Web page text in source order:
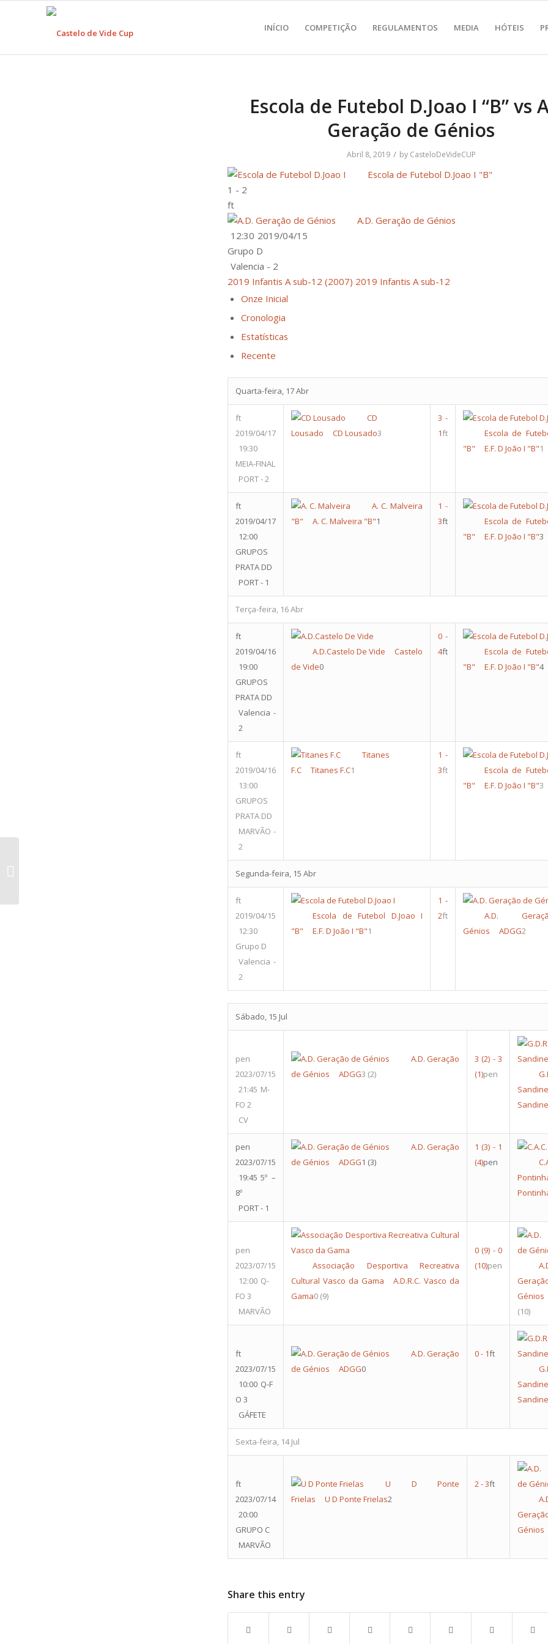
INÍCIO COMPETIÇÃO REGULAMENTOS MEDIA HÓTEIS
Escola de Futebol D.Joao I “B” vs
Geração de Génios
Abril 8, 2019 / by CasteloDeVideCUP
Escola de Futebol D.Joao I "B"
1 - 2
ft
A.D. Geração de Génios
2019/04/15
12:30
Grupo D
Valencia - 2
2019 Infantis A sub-12 (2007) 2019 Infantis A sub-12
Onze Inicial
Cronologia
Estatísticas
Recente
Quarta-feira, 17 Abr
ft
2019/04/17
19:30
MEIA-FINAL
PORT - 2
CD
Lousado
CD Lousado3
3 -
1ft
Escola de
"B"
E.F. D João I "B"1
ft
2019/04/17
12:00
GRUPOS
PRATA DD
PORT - 1
A. C. Malveira
"B"
A. C. Malveira "B"1
1 -
3ft
Escola de
"B"
E.F. D João I "B"3
Terça-feira, 16 Abr
ft
2019/04/16
19:00
GRUPOS
PRATA DD
Valencia -
2
A.D.Castelo De Vide
Castelo
de Vide0
0 -
4ft
Escola de
"B"
E.F. D João I "B"4
ft
2019/04/16
13:00
GRUPOS
PRATA DD
MARVÃO -
2
Titanes
F.C
Titanes F.C1
1 -
3ft
Escola de
"B"
E.F. D João I "B"3
Segunda-feira, 15 Abr
ft
2019/04/15
12:30
Grupo D
Valencia -
2
Escola de Futebol D.Joao I
"B"
E.F. D João I "B"1
1 -
2ft
A.D.
Génios
ADGG2
Sábado, 15 Jul
pen
2023/07/15
21:45 M-
FO 2
CV
A.D. Geração
de Génios
ADGG3 (2)
3(2) -3
(1)pen
pen
2023/07/15
19:45 5º –
8º
PORT - 1
A.D. Geração
de Génios
ADGG1 (3)
1(3) - 1
(4)pen
pen
2023/07/15
12:00 Q-
FO 3
MARVÃO
Associação Desportiva Recreativa
Cultural Vasco da Gama
A.D.R.C. Vasco da
Gama0 (9)
0(9) -0
(10)pen
Génios
(10)
ft
2023/07/15
10:00 Q-F
O 3
GÁFETE
A.D. Geração
de Génios
ADGG0
0- 1ft
Sexta-feira, 14 Jul
ft
2023/07/14
20:00
GRUPO C
MARVÃO
U D Ponte
Frielas
U D Ponte Frielas2
2-3ft
Génios
Share this entry